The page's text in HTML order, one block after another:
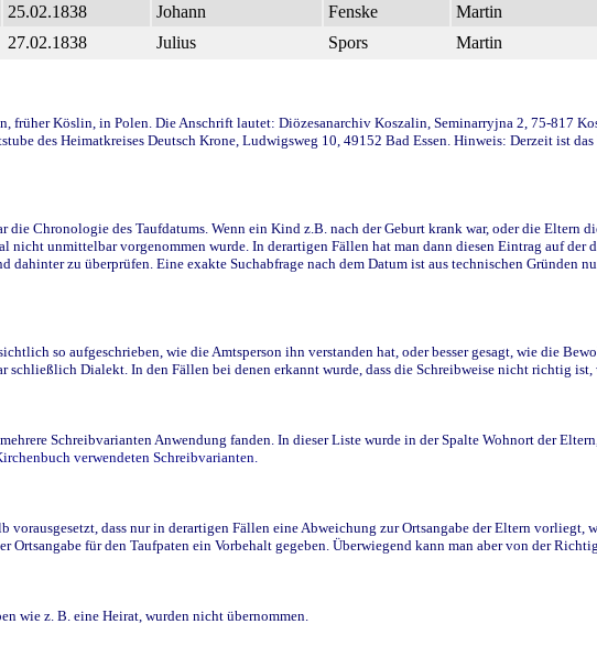
25.02.1838 Johann Fenske Martin
27.02.1838 Julius Spors Martin
Köslin, in Polen. Die Anschrift lautet: Diözesanarchiv Koszalin, Seminarryjna 2, 75-817
des Heimatkreises Deutsch Krone, Ludwigsweg 10, 49152 Bad Essen. Hinweis: Derzeit ist
Chronologie des Taufdatums. Wenn ein Kind z.B. nach der Geburt krank war, oder die Eltern
nicht unmittelbar vorgenommen wurde. In derartigen Fällen hat man dann diesen Eintrag auf der
zu überprüfen. Eine exakte Suchabfrage nach dem Datum ist aus technischen Gründen
so aufgeschrieben, wie die Amtsperson ihn verstanden hat, oder besser gesagt, wie die
schließlich Dialekt. In den Fällen bei denen erkannt wurde, dass die Schreibweise nicht richtig
Schreibvarianten Anwendung fanden. In dieser Liste wurde in der Spalte Wohnort der
verwendeten Schreibvarianten.
dass nur in derartigen Fällen eine Abweichung zur Ortsangabe der Eltern vorliegt,
für den Taufpaten ein Vorbehalt gegeben. Überwiegend kann man aber von der
wie z. B. eine Heirat, wurden nicht übernommen.